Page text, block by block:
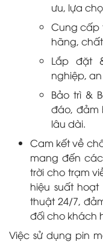
ưu, lựa
Cung cấp
hãng,
Lắp đặt
nghiệp,
Bảo trì &
đáo, đảm
lâu dài.
Cam kết về
mang đến
trời cho trạm
hiệu suất
thuật 24/7,
đối cho khách
Việc sử dụng pin